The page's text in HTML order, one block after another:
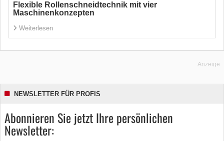
Flexible Rollenschneidtechnik mit vier
Maschinenkonzepten
Weiterlesen
Anzeige
NEWSLETTER FÜR PROFIS
Abonnieren Sie jetzt Ihre persönlichen
Newsletter: